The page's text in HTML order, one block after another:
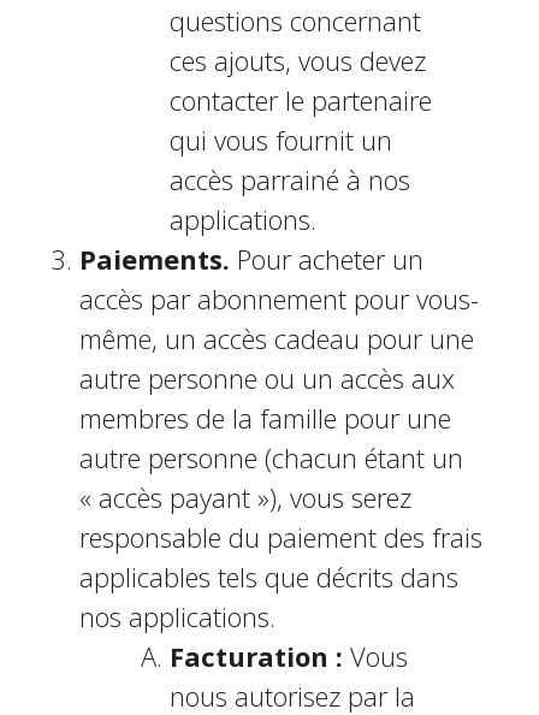
questions concernant
ces ajouts, vous devez
contacter le partenaire
qui vous fournit un
accès parrainé à nos
applications.
Paiements. Pour acheter un
accès par abonnement pour vous-
même, un accès cadeau pour une
autre personne ou un accès aux
membres de la famille pour une
autre personne (chacun étant un
« accès payant »), vous serez
responsable du paiement des frais
applicables tels que décrits dans
nos applications.
Facturation : Vous
nous autorisez par la